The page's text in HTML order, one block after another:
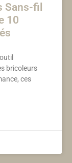
Sans-fil
10
bricoleurs
ces